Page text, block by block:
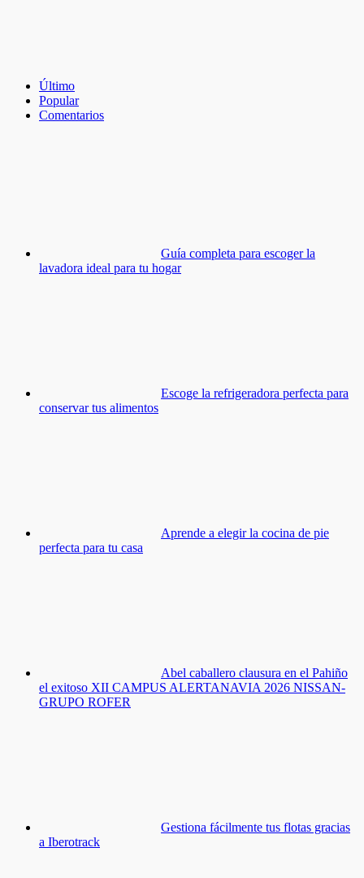
Último
Popular
Comentarios
Guía completa para escoger la
lavadora ideal para tu hogar
Escoge la refrigeradora perfecta para
conservar tus alimentos
Aprende a elegir la cocina de pie
perfecta para tu casa
Abel caballero clausura en el Pahiño
el exitoso XII CAMPUS ALERTANAVIA 2026 NISSAN-
GRUPO ROFER
Gestiona fácilmente tus flotas gracias
a Iberotrack